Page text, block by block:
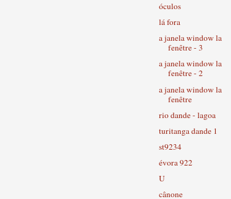
óculos
lá fora
a janela window la
fenêtre - 3
a janela window la
fenêtre - 2
a janela window la
fenêtre
rio dande - lagoa
turitanga dande 1
st9234
évora 922
U
cânone